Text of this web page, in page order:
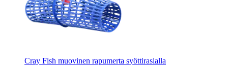
Cray Fish muovinen rapumerta syöttirasialla